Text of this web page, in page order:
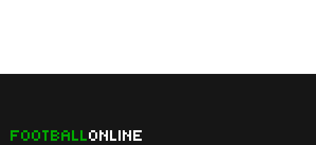
FOOTBALLONLINE